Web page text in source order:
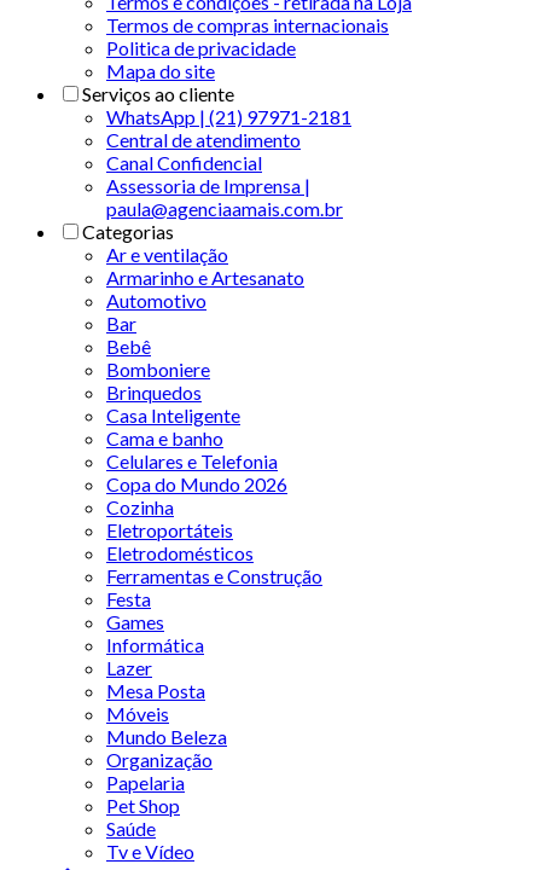
Termos de compras internacionais
Politica de privacidade
Mapa do site
Serviços ao cliente
WhatsApp | (21) 97971-2181
Central de atendimento
Canal Confidencial
Assessoria de Imprensa |
paula@agenciaamais.com.br
Categorias
Ar e ventilação
Armarinho e Artesanato
Automotivo
Bar
Bebê
Bomboniere
Brinquedos
Casa Inteligente
Cama e banho
Celulares e Telefonia
Copa do Mundo 2026
Cozinha
Eletroportáteis
Eletrodomésticos
Ferramentas e Construção
Festa
Games
Informática
Lazer
Mesa Posta
Móveis
Mundo Beleza
Organização
Papelaria
Pet Shop
Saúde
Tv e Vídeo